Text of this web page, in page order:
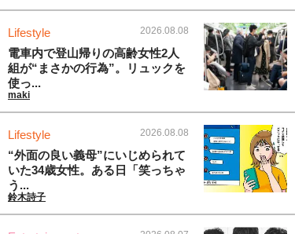
Lifestyle 2026.08.08
電車内で登山帰りの高齢女性2人
組が“まさかの行為”。リュックを
使っ...
maki
Lifestyle 2026.08.08
“外面の良い義母”にいじめられて
いた34歳女性。ある日「笑っちゃ
う...
鈴木詩子